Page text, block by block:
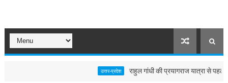
उत्तर-प्रदेश राहुल गांधी की प्रयागराज यात्रा से पहले